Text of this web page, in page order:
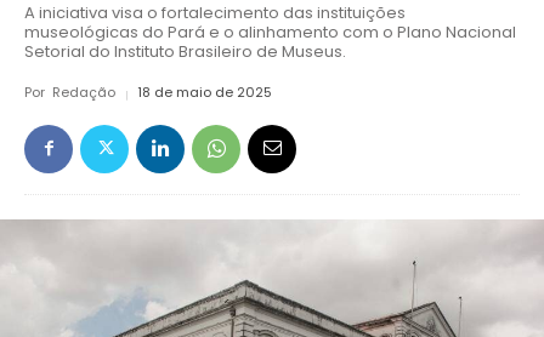
A iniciativa visa o fortalecimento das instituições
museológicas do Pará e o alinhamento com o Plano Nacional
Setorial do Instituto Brasileiro de Museus.
Por Redação 18 de maio de 2025